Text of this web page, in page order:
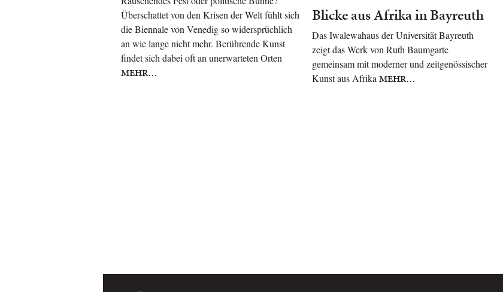
Blicke aus Afrika in Bayreuth
Das Iwalewahaus der Universität Bayreuth
zeigt das Werk von Ruth Baumgarte
gemeinsam mit moderner und zeitgenössischer
Kunst aus AfrikaMEHR…
Überschattet von den Krisen der Welt fühlt sich
die Biennale von Venedig so widersprüchlich
an wie lange nicht mehr. Berührende Kunst
findet sich dabei oft an unerwarteten Orten
MEHR…